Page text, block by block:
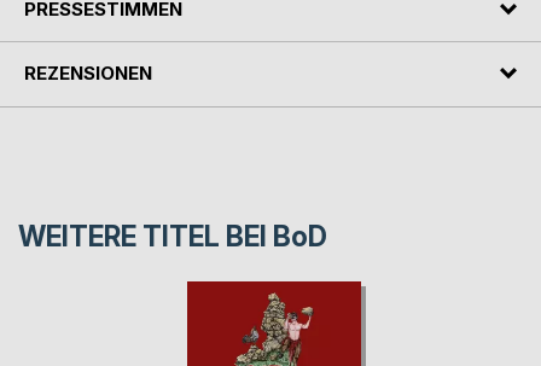
PRESSESTIMMEN
REZENSIONEN
WEITERE TITEL BEI BoD